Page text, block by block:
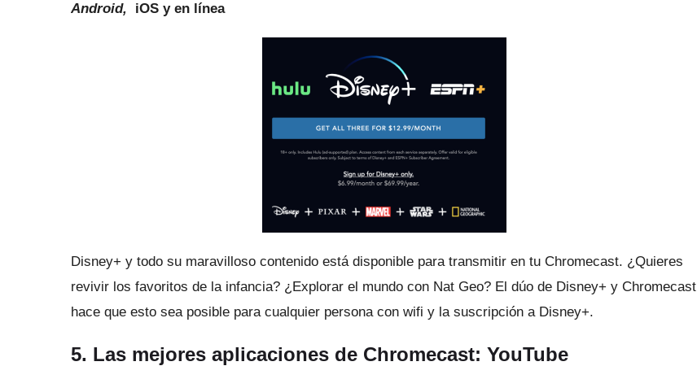
Android, iOS y en línea
Disney+ y todo su maravilloso contenido está disponible para transmitir en tu Chromecast. ¿Quieres
revivir los favoritos de la infancia? ¿Explorar el mundo con Nat Geo? El dúo de Disney+ y Chromecast
hace que esto sea posible para cualquier persona con wifi y la suscripción a Disney+.
5. Las mejores aplicaciones de Chromecast: YouTube